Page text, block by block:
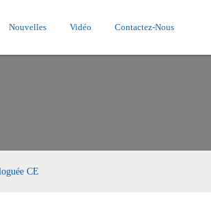
Nouvelles Vidéo Contactez-Nous
CE